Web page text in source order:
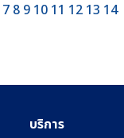
7 8 9 10 11 12 13 14
บริการ